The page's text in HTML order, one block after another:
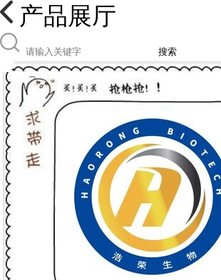
产品展厅
搜索